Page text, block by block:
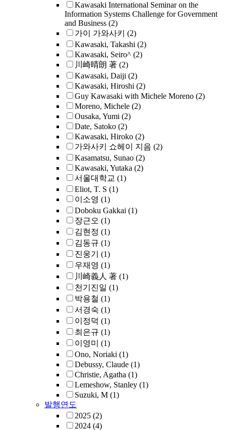
Kawasaki International Seminar on the
Information Systems Challenge for Government
and Business (2)
가이 가와사키
(2)
Kawasaki, Takashi (2)
Kawasaki, Seiro^ (2)
川崎晴朗 著 (2)
Kawasaki, Daiji (2)
Kawasaki, Hiroshi (2)
Guy Kawasaki with Michele Moreno (2)
Moreno, Michele (2)
Ousaka, Yumi (2)
Date, Satoko (2)
Kawasaki, Hiroko (2)
가와사키 쇼헤이 지음 (2)
Kasamatsu, Sunao (2)
Kawasaki, Yutaka (2)
서울대학교 (1)
Eliot, T. S (1)
이소영 (1)
Doboku Gakkai (1)
장근오 (1)
김현정 (1)
김동규 (1)
진웅기
(1)
우재영 (1)
川崎義人 著 (1)
천기진일 (1)
박용철 (1)
서경숙 (1)
이정덕 (1)
최은규 (1)
이영미
(1)
Ono, Noriaki (1)
Debussy, Claude (1)
Christie, Agatha (1)
Lemeshow, Stanley (1)
Suzuki, M (1)
발행연도
2025 (2)
2024 (4)